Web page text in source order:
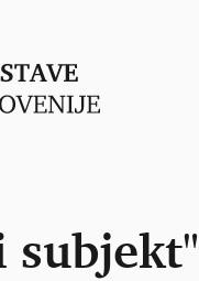
subjekt"